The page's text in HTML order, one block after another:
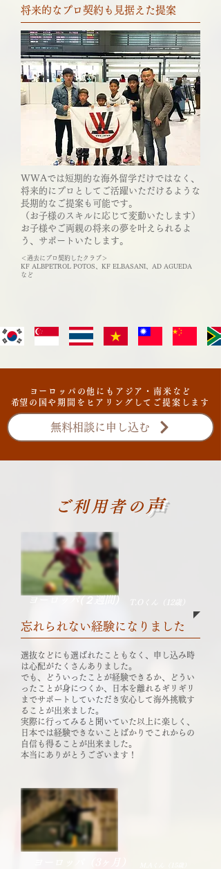
将来的なプロ契約も見据えた提案
WWAでは短期的な海外留学だけではなく、
将来的にプロとしてご活躍いただけるような
長期的なご提案も可能です。
（お子様のスキルに応じて変動いたします）
お子様やご両親の将来の夢を叶えられるよ
う、サポートいたします。
＜過去にプロ契約したクラブ＞
KF ALBPETROL POTOS、KF ELBASANI、AD AGUEDA
など
ヨーロッパの他にもアジア・南米など
​希望の国や期間をヒアリングしてご提案します
無料相談に申し込む
ご利用者の 声
ヨーロッパ(２週間) T.O​くん（12歳）
​忘れられない経験になりました
選抜などにも選ばれたこともなく、申し込み時
は心配がたくさんありました。
でも、どういったことが経験できるか、どうい
ったことが身につくか、日本を離れるギリギリ
までサポートしていただき安心して海外挑戦す
ることが出来ました。
実際に行ってみると聞いていた以上に楽しく、
日本では経験できないことばかりでこれからの
自信も得ることが出来ました。
本当にありがとうございます！